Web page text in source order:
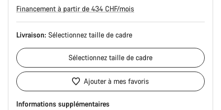
Financement à partir de 434 CHF/mois
Livraison: Sélectionnez taille de cadre
Sélectionnez taille de cadre
Ajouter à mes favoris
Informations supplémentaires